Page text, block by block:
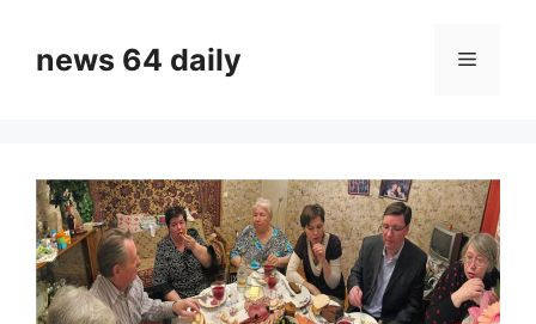
contentnews 64 daily Menu